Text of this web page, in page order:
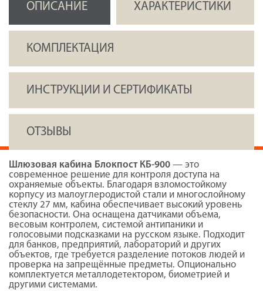
ОПИСАНИЕ ХАРАКТЕРИСТИКИ
КОМПЛЕКТАЦИЯ
ИНСТРУКЦИИ И СЕРТИФИКАТЫ
ОТЗЫВЫ
Шлюзовая кабина Блокпост КБ-900 — это
современное решение для контроля доступа на
охраняемые объекты. Благодаря взломостойкому
корпусу из малоуглеродистой стали и многослойному
стеклу 27 мм, кабина обеспечивает высокий уровень
безопасности. Она оснащена датчиками объема,
весовым контролем, системой антипаники и
голосовыми подсказками на русском языке. Подходит
для банков, предприятий, лабораторий и других
объектов, где требуется разделение потоков людей и
проверка на запрещённые предметы. Опционально
комплектуется металлодетектором, биометрией и
другими системами.